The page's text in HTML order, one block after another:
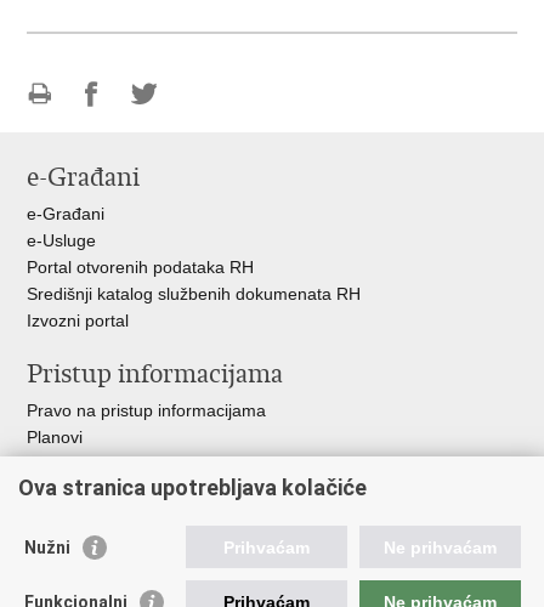
FacebookuTwitteru
e-Građani
e-Građani
e-Usluge
Portal otvorenih podataka RH
Središnji katalog službenih dokumenata RH
Izvozni portal
Pristup informacijama
Pravo na pristup informacijama
Planovi
Financijski dokumenti
Važne poveznice
Ova stranica upotrebljava kolačiće
Nužni Prihvaćam Ne prihvaćam
Funkcionalni Prihvaćam Ne prihvaćam